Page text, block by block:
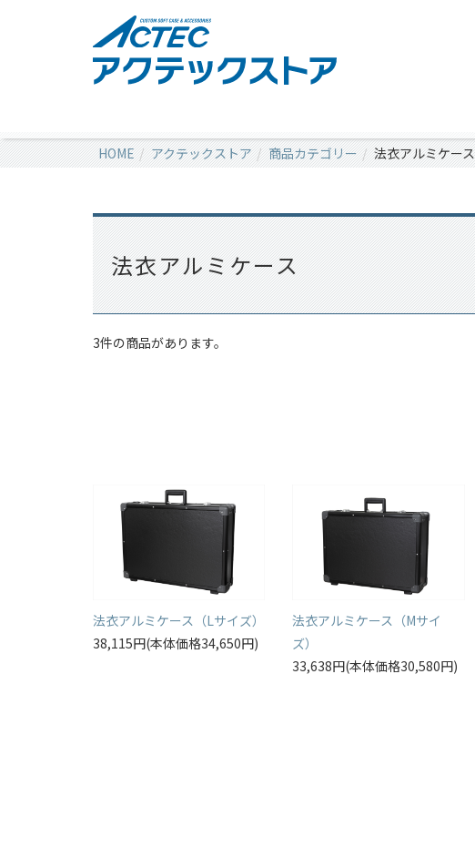
HOME アクテックストア 商品カテゴリー 法衣アルミケース
法衣アルミケース
3件の商品があります。
法衣アルミケース（Lサイズ）
38,115円(本体価格34,650円)
法衣アルミケース（Mサイ
ズ）
33,638円(本体価格30,580円)